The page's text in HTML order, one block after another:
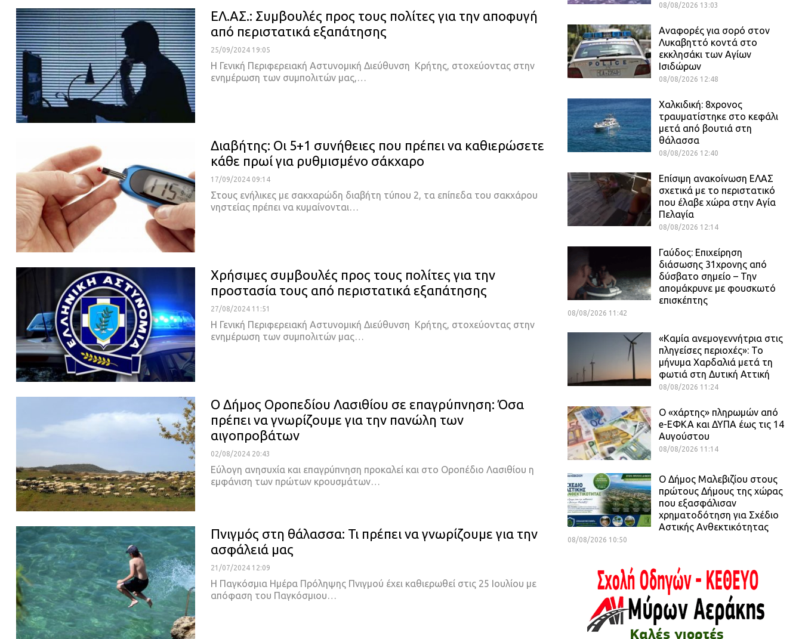
ΕΛ.ΑΣ.: Συμβουλές προς τους πολίτες για την αποφυγή
από περιστατικά εξαπάτησης
25/09/2024 19:05
Η Γενική Περιφερειακή Αστυνομική Διεύθυνση Κρήτης, στοχεύοντας στην
ενημέρωση των συμπολιτών μας,…
Διαβήτης: Οι 5+1 συνήθειες που πρέπει να καθιερώσετε
κάθε πρωί για ρυθμισμένο σάκχαρο
17/09/2024 09:14
Στους ενήλικες με σακχαρώδη διαβήτη τύπου 2, τα επίπεδα του σακχάρου
νηστείας πρέπει να κυμαίνονται…
Χρήσιμες συμβουλές προς τους πολίτες για την
προστασία τους από περιστατικά εξαπάτησης
27/08/2024 11:51
Η Γενική Περιφερειακή Αστυνομική Διεύθυνση Κρήτης, στοχεύοντας στην
ενημέρωση των συμπολιτών μας…
Ο Δήμος Οροπεδίου Λασιθίου σε επαγρύπνηση: Όσα
πρέπει να γνωρίζουμε για την πανώλη των
αιγοπροβάτων
02/08/2024 20:43
Εύλογη ανησυχία και επαγρύπνηση προκαλεί και στο Οροπέδιο Λασιθίου η
εμφάνιση των πρώτων κρουσμάτων…
Πνιγμός στη θάλασσα: Τι πρέπει να γνωρίζουμε για την
ασφάλειά μας
21/07/2024 12:09
Η Παγκόσμια Ημέρα Πρόληψης Πνιγμού έχει καθιερωθεί στις 25 Ιουλίου με
απόφαση του Παγκόσμιου…
08/08/2026 13:03
Αναφορές για σορό στον
Λυκαβηττό κοντά στο
εκκλησάκι των Αγίων
Ισιδώρων
08/08/2026 12:48
Χαλκιδική: 8χρονος
τραυματίστηκε στο κεφάλι
μετά από βουτιά στη
θάλασσα
08/08/2026 12:40
Επίσιμη ανακοίνωση ΕΛΑΣ
σχετικά με το περιστατικό
που έλαβε χώρα στην Αγία
Πελαγία
08/08/2026 12:14
Γαύδος: Επιχείρηση
διάσωσης 31χρονης από
δύσβατο σημείο – Την
απομάκρυνε με φουσκωτό
επισκέπτης
08/08/2026 11:42
«Καμία ανεμογεννήτρια στις
πληγείσες περιοχές»: Το
μήνυμα Χαρδαλιά μετά τη
φωτιά στη Δυτική Αττική
08/08/2026 11:24
Ο «χάρτης» πληρωμών από
e-ΕΦΚΑ και ΔΥΠΑ έως τις 14
Αυγούστου
08/08/2026 11:14
Ο Δήμος Μαλεβιζίου στους
πρώτους Δήμους της χώρας
που εξασφάλισαν
χρηματοδότηση για Σχέδιο
Αστικής Ανθεκτικότητας
08/08/2026 10:50